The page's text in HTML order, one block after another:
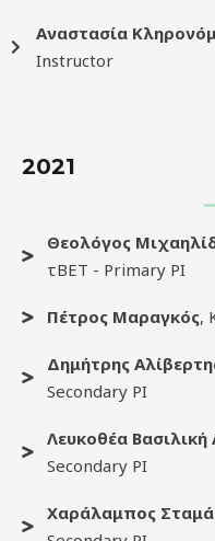
Αναστασία
Instructor
2021
Θεολόγος
τΒΕΤ - Primary PI
Πέτρος Μαραγκός,
Δημήτρης
Secondary PI
Λευκοθέα Βασιλική
Secondary PI
Χαράλαμπος